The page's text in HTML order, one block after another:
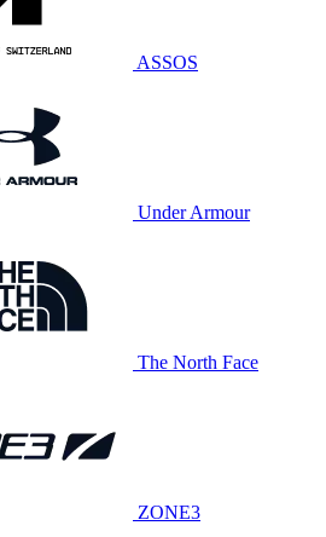
ASSOS
Under Armour
The North Face
ZONE3